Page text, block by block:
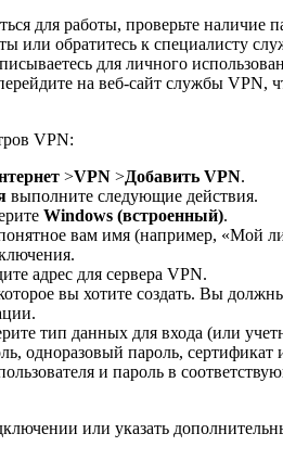
для работы, проверьте
или обратитесь к специалисту
для личного
на веб-сайт службы VPN,
VPN:
>VPN >Добавить VPN.
выполните следующие действия.
Windows (встроенный).
вам имя (например, «Мой
адрес для сервера VPN.
вы хотите создать. Вы
тип данных для входа (или
одноразовый пароль,
и пароль в
или указать